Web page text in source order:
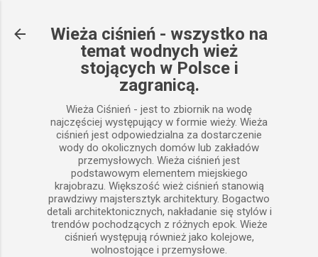
Wieża ciśnień - wszystko na
temat wodnych wież
stojących w Polsce i
zagranicą.
Wieża Ciśnień - jest to zbiornik na wodę
najczęściej występujący w formie wieży. Wieża
ciśnień jest odpowiedzialna za dostarczenie
wody do okolicznych domów lub zakładów
przemysłowych. Wieża ciśnień jest
podstawowym elementem miejskiego
krajobrazu. Większość wież ciśnień stanowią
prawdziwy majstersztyk architektury. Bogactwo
detali architektonicznych, nakładanie się stylów i
trendów pochodzących z różnych epok. Wieże
ciśnień występują również jako kolejowe,
wolnostojące i przemysłowe.